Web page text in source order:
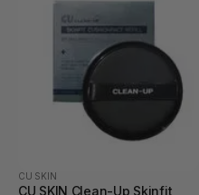
CU SKIN
CU SKIN Clean-Up Skinfit